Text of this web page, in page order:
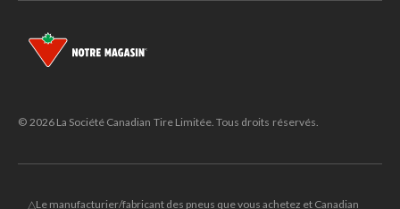
© 2026 La Société Canadian Tire Limitée. Tous droits réservés.
△Le manufacturier/fabricant des pneus que vous achetez et Canadian